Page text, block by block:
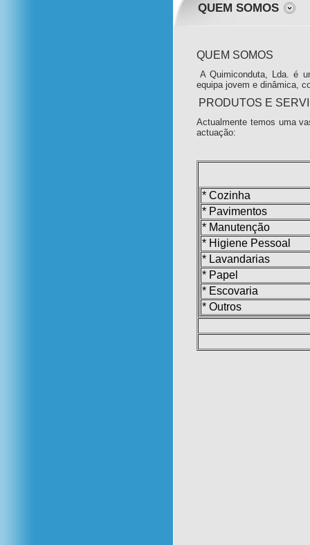
QUEM SOMOS
QUEM SOMOS
A Quimiconduta, Lda. é
equipa jovem e dinâmica,
PRODUTOS E
Actualmente temos uma
actuação:
* Cozinha
* Pavimentos
* Manutenção
* Higiene Pessoal
* Lavandarias
* Papel
* Escovaria
* Outros